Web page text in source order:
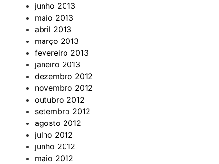
junho 2013
maio 2013
abril 2013
março 2013
fevereiro 2013
janeiro 2013
dezembro 2012
novembro 2012
outubro 2012
setembro 2012
agosto 2012
julho 2012
junho 2012
maio 2012